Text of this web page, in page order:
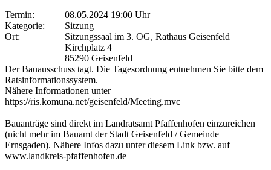
Termin:
08.05.2024 19:00 Uhr
Kategorie:
Sitzung
Ort:
Sitzungssaal im 3. OG, Rathaus Geisenfeld
Kirchplatz 4
85290 Geisenfeld
Der Bauausschuss tagt. Die Tagesordnung entnehmen Sie bitte dem
Ratsinformationssystem.
Nähere Informationen unter
https://ris.komuna.net/geisenfeld/Meeting.mvc
Bauanträge sind direkt im Landratsamt Pfaffenhofen einzureichen
(nicht mehr im Bauamt der Stadt Geisenfeld / Gemeinde
Ernsgaden). Nähere Infos dazu unter diesem Link bzw. auf
www.landkreis-pfaffenhofen.de